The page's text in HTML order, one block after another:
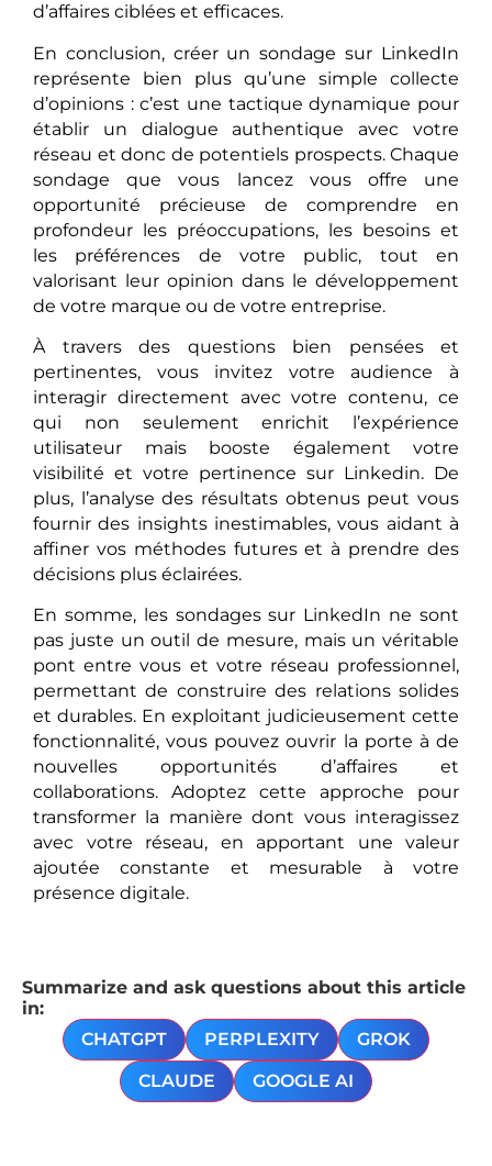
d’affaires ciblées et efficaces.
En conclusion, créer un sondage sur LinkedIn
représente bien plus qu’une simple collecte
d’opinions : c’est une tactique dynamique pour
établir un dialogue authentique avec votre
réseau et donc de potentiels prospects. Chaque
sondage que vous lancez vous offre une
opportunité précieuse de comprendre en
profondeur les préoccupations, les besoins et
les préférences de votre public, tout en
valorisant leur opinion dans le développement
de votre marque ou de votre entreprise.
À travers des questions bien pensées et
pertinentes, vous invitez votre audience à
interagir directement avec votre contenu, ce
qui non seulement enrichit l’expérience
utilisateur mais booste également votre
visibilité et votre pertinence sur Linkedin. De
plus, l’analyse des résultats obtenus peut vous
fournir des insights inestimables, vous aidant à
affiner vos méthodes futures et à prendre des
décisions plus éclairées.
En somme, les sondages sur LinkedIn ne sont
pas juste un outil de mesure, mais un véritable
pont entre vous et votre réseau professionnel,
permettant de construire des relations solides
et durables. En exploitant judicieusement cette
fonctionnalité, vous pouvez ouvrir la porte à de
nouvelles opportunités d’affaires et
collaborations. Adoptez cette approche pour
transformer la manière dont vous interagissez
avec votre réseau, en apportant une valeur
ajoutée constante et mesurable à votre
présence digitale.
Summarize and ask questions about this article
in:
CHATGPT
PERPLEXITY
GROK
CLAUDE
GOOGLE AI